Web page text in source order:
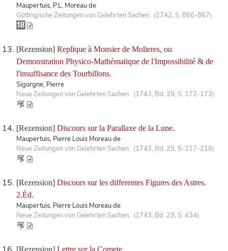
Maupertuis, P.L. Moreau de
Göttingische Zeitungen von Gelehrten Sachen. (1742, S. 866-867)
[Rezension] Replique à Monsier de Molieres, ou
Demonstration Physico-Mathématique de l'Impossibilité & de
l'insuffisance des Tourbillons.
Sigorgne, Pierre
Neue Zeitungen von Gelehrten Sachen. (1743, Bd. 29, S. 172-173)
[Rezension] Discours sur la Parallaxe de la Lune.
Maupertuis, Pierre Louis Moreau de
Neue Zeitungen von Gelehrten Sachen. (1743, Bd. 29, S. 217-218)
[Rezension] Discours sur les differentes Figures des Astres.
2.Éd.
Maupertuis, Pierre Louis Moreau de
Neue Zeitungen von Gelehrten Sachen. (1743, Bd. 29, S. 434)
[Rezension] Lettre sur la Comete.